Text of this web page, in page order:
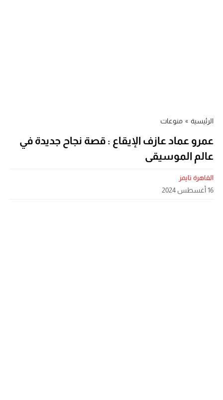
الرئيسية » منوعات
عمرو عماد عازف الإيقاع : قصة نجاح جديدة في
عالم الموسيقى
القاهرة تايمز
16 أغسطس 2024